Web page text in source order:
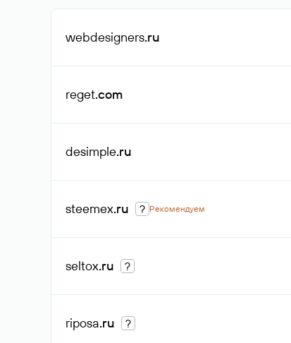
webdesigners.ru
reget.com
desimple.ru
steemex.ru ? Рекомендуем
seltox.ru ?
riposa.ru ?